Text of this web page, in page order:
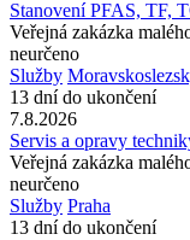
Stanovení PFAS, TF,
Veřejná zakázka
neurčeno
Služby
13 dní do ukončení
7.8.2026
Servis a opravy
Veřejná zakázka
neurčeno
Služby Praha
13 dní do ukončení